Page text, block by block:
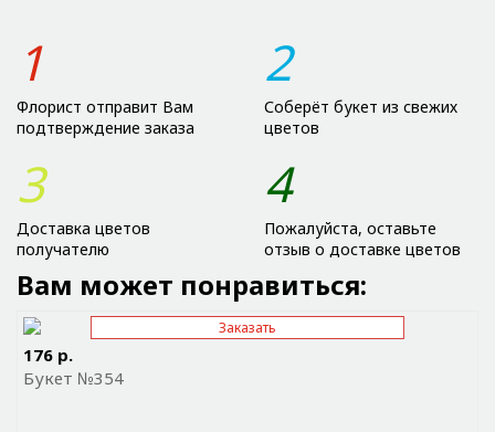
1
Флорист отправит Вам
подтверждение заказа
2
Соберёт букет из свежих
цветов
3
Доставка цветов
получателю
4
Пожалуйста, оставьте
отзыв о доставке цветов
Вам может понравиться:
Заказать
176 р.
Букет №354
Отправить ссылку на приложение